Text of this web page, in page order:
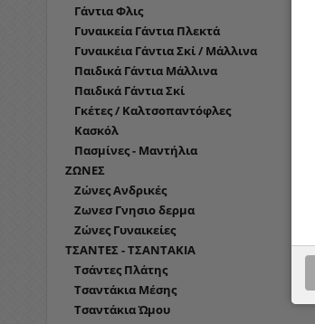
Γάντια Φλις
Γυναικεία Γάντια Πλεκτά
Γυναικέια Γάντια Σκί / Μάλλινα
Παιδικά Γάντια Μάλλινα
Παιδικά Γάντια Σκί
Γκέτες / Καλτσοπαντόφλες
Κασκόλ
Πασμίνες - Μαντήλια
ΖΩΝΕΣ
Ζώνες Ανδρικές
Ζωνεσ Γνησιο δερμα
Ζώνες Γυναικείες
ΤΣΑΝΤΕΣ - ΤΣΑΝΤΑΚΙΑ
Τσάντες Πλάτης
Τσαντάκια Μέσης
Τσαντάκια Ώμου